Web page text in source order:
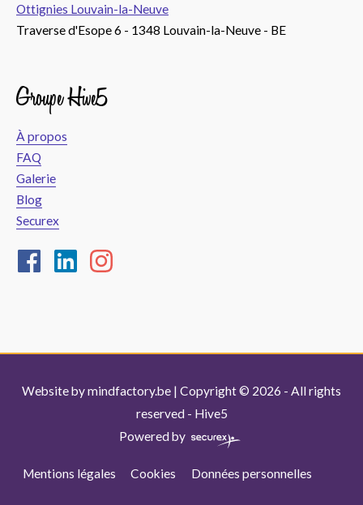
Ottignies Louvain-la-Neuve
Traverse d'Esope 6 - 1348 Louvain-la-Neuve - BE
Groupe Hive5
À propos
FAQ
Galerie
Blog
Securex
Website bymindfactory.be | Copyright © 2026 - All rights
reserved - Hive5
Powered by
Mentions légales Cookies Données personnelles